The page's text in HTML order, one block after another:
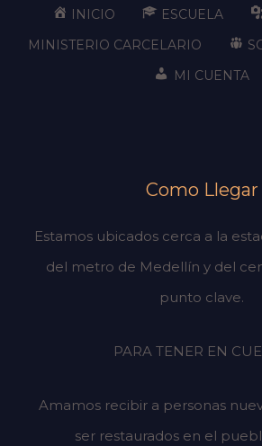
INICIO ESCUELA
MINISTERIO CARCELARIO
MI CUENTA
Como Llegar
Estamos ubicados cerca a la
del metro de Medellín y del
punto clave.
PARA TENER EN
Amamos recibir a personas
ser restaurados en el